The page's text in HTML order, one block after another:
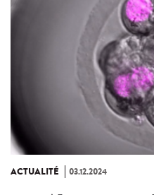
ACTUALITÉ 03.12.2024